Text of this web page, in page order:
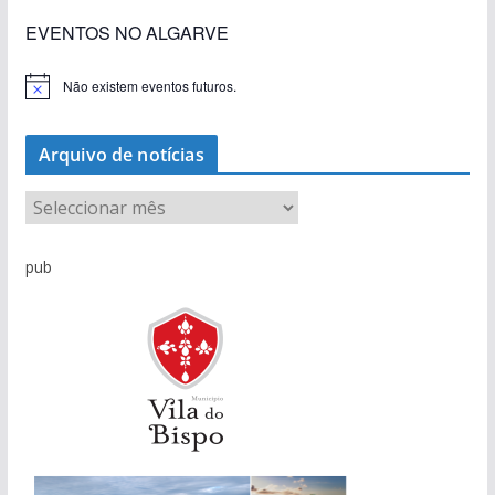
EVENTOS NO ALGARVE
Não existem eventos futuros.
Arquivo de notícias
r
q
pub